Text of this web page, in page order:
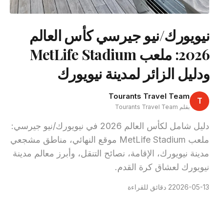
نيويورك/نيو جيرسي كأس العالم
2026: ملعب MetLife Stadium
ودليل الزائر لمدينة نيويورك
T
Tourants Travel Team
بقلم Tourants Travel Team
دليل شامل لكأس العالم 2026 في نيويورك/نيو جيرسي:
ملعب MetLife Stadium موقع النهائي، مناطق مشجعي
مدينة نيويورك، الإقامة، نصائح التنقل، وأبرز معالم مدينة
نيويورك لعشاق كرة القدم.
2026-05-132 دقائق للقراءة